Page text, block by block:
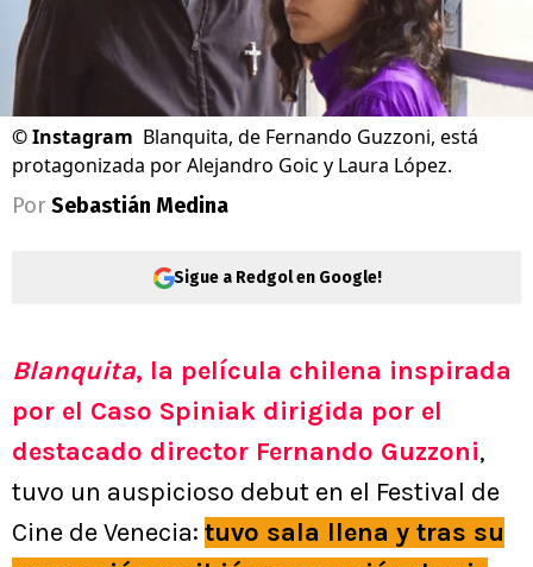
©Instagram Blanquita, de Fernando Guzzoni, está
protagonizada por Alejandro Goic y Laura López.
Por Sebastián Medina
Sigue a Redgol en Google!
Blanquita, la película chilena inspirada
por el Caso Spiniak dirigida por el
destacado director Fernando Guzzoni,
tuvo un auspicioso debut en el Festival de
Cine de Venecia: tuvo sala llena y tras su